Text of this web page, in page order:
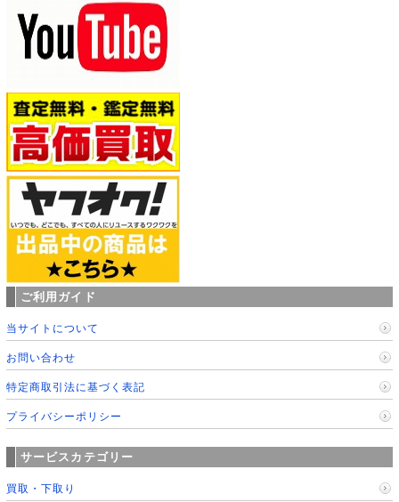
ご利用ガイド
当サイトについて
お問い合わせ
特定商取引法に基づく表記
プライバシーポリシー
サービスカテゴリー
買取・下取り